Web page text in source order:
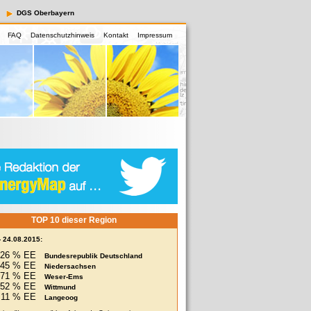
DGS Oberbayern
FAQ Datenschutzhinweis Kontakt Impressum
TOP 10 dieser Region
24.08.2015:
26 % EE Bundesrepublik Deutschland
45 % EE Niedersachsen
71 % EE Weser-Ems
% EE Wittmund
11 % EE
Langeoog